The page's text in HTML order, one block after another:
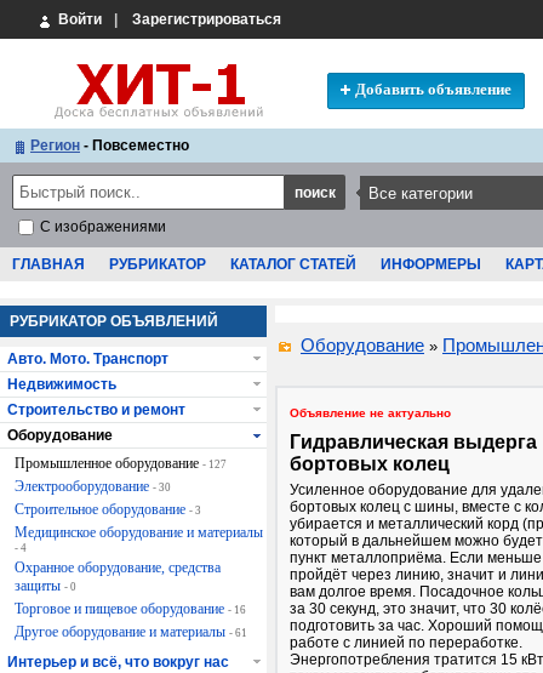
Войти Зарегистрироваться
Добавить объявление
Регион - Повсеместно
С изображениями
ГЛАВНАЯ РУБРИКАТОР КАТАЛОГ СТАТЕЙ ИНФОРМЕРЫ
Оборудование »
Объявление не актуально
Гидравлическая выдерга
бортовых колец
Усиленное оборудование для
бортовых колец с шины, вместе с
убирается и металлический корд
который в дальнейшем можно будет
пункт металлоприёма. Если
пройдёт через линию, значит и
вам долгое время. Посадочное
за 30 секунд, это значит, что 30
подготовить за час. Хороший
работе с линией по переработке.
Энергопотребления тратится 15
РУБРИКАТОР ОБЪЯВЛЕНИЙ
Авто. Мото. Транспорт
Недвижимость
Строительство и ремонт
Оборудование
Промышленное оборудование - 127
Электрооборудование - 30
Строительное оборудование - 3
Медицинское оборудование и материалы
- 4
Охранное оборудование, средства
защиты - 0
Торговое и пищевое оборудование - 16
Другое оборудование и материалы - 61
Интерьер и всё, что вокруг нас